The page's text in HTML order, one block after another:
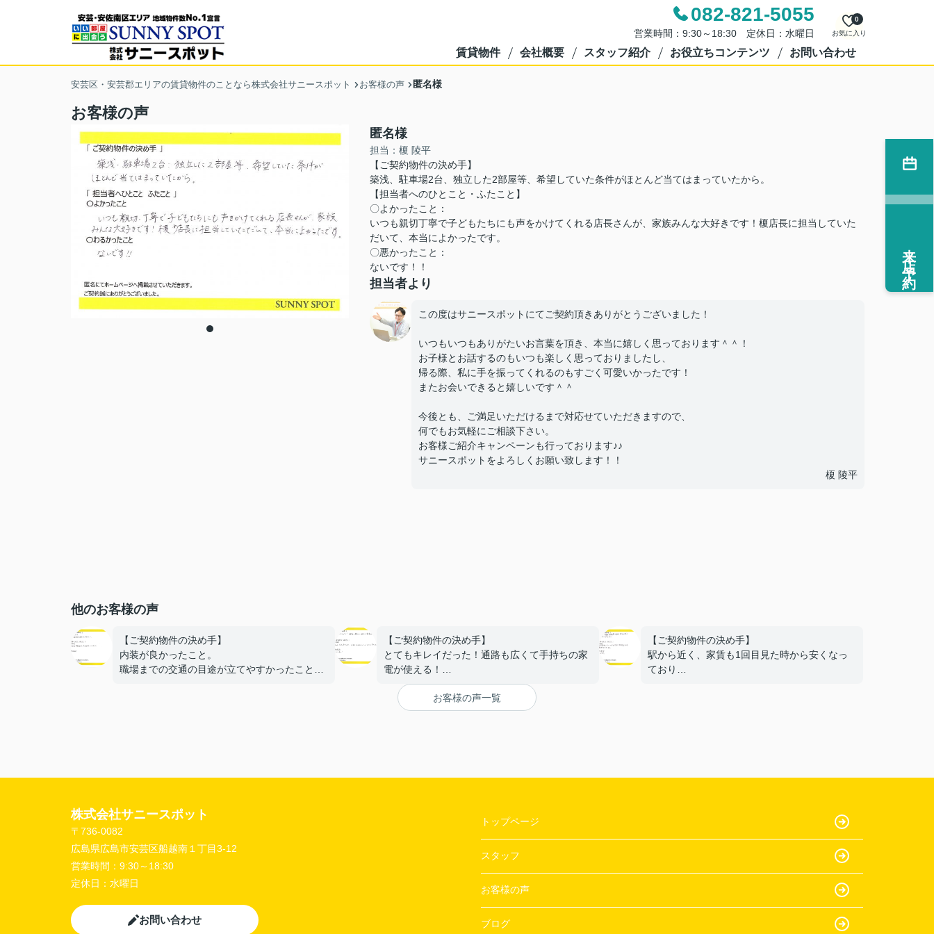
082-821-5055
営業時間：9:30～18:30 定休日：水曜日 お気に入り
0
賃貸物件 会社概要 スタッフ紹介 お役立ちコンテンツ お問い合わせ
安芸区・安芸郡エリアの賃貸物件のことなら株式会社サニースポット お客様の声 匿名様
お客様の声
匿名様
担当：榎 陵平
【ご契約物件の決め手】
築浅、駐車場2台、独立した2部屋等、希望していた条件がほとんど当てはまっていたから。
【担当者へのひとこと・ふたこと】
〇よかったこと：
いつも親切丁寧で子どもたちにも声をかけてくれる店長さんが、家族みんな大好きです！榎店長に担当していた
だいて、本当によかったです。
〇悪かったこと：
ないです！！
担当者より
この度はサニースポットにてご契約頂きありがとうございました！
いつもいつもありがたいお言葉を頂き、本当に嬉しく思っております＾＾！
お子様とお話するのもいつも楽しく思っておりましたし、
帰る際、私に手を振ってくれるのもすごく可愛いかったです！
またお会いできると嬉しいです＾＾
今後とも、ご満足いただけるまで対応せていただきますので、
何でもお気軽にご相談下さい。
お客様ご紹介キャンペーンも行っております♪♪
サニースポットをよろしくお願い致します！！
榎 陵平
他のお客様の声
【ご契約物件の決め手】
内装が良かったこと。
職場までの交通の目途が立てやすかったこと。
【ご契約物件の決め手】
とてもキレイだった！通路も広くて手持ちの家
電が使える！
【担当者へのひとこと・ふたこと】
〇よかったこと：
対応がとてもやわらかく、不なれな私たちにと
【ご契約物件の決め手】
駅から近く、家賃も1回目見た時から安くなっ
ており
お客様の声一覧
来店予約
株式会社サニースポット
〒736-0082
広島県広島市安芸区船越南１丁目3-12
営業時間： 9:30～18:30
定休日： 水曜日
お問い合わせ
トップページ
スタッフ
お客様の声
ブログ